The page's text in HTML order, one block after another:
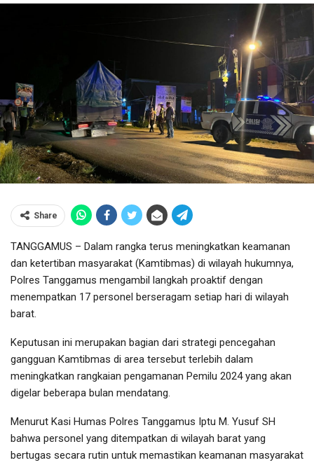
Share
TANGGAMUS – Dalam rangka terus meningkatkan keamanan
dan ketertiban masyarakat (Kamtibmas) di wilayah hukumnya,
Polres Tanggamus mengambil langkah proaktif dengan
menempatkan 17 personel berseragam setiap hari di wilayah
barat.
Keputusan ini merupakan bagian dari strategi pencegahan
gangguan Kamtibmas di area tersebut terlebih dalam
meningkatkan rangkaian pengamanan Pemilu 2024 yang akan
digelar beberapa bulan mendatang.
Menurut Kasi Humas Polres Tanggamus Iptu M. Yusuf SH
bahwa personel yang ditempatkan di wilayah barat yang
bertugas secara rutin untuk memastikan keamanan masyarakat